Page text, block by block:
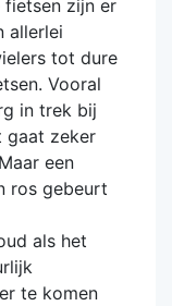
fietsen zijn er
allerlei
tot dure
Vooral
in trek bij
gaat zeker
een
ros gebeurt
als het
te komen